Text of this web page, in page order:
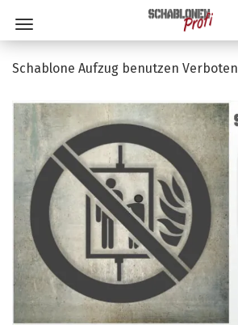
Schablone Aufzug benutzen Verboten